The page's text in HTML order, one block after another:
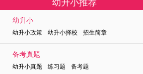
幼升小推荐
幼升小
幼升小政策 幼升小择校 招生简章
备考真题
幼升小真题 练习题 备考题